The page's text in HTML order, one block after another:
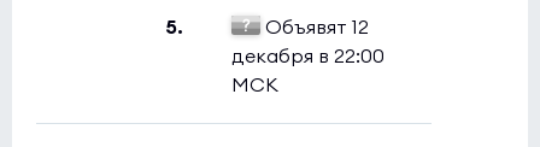
5.
Объявят 12
декабря в 22:00
МСК